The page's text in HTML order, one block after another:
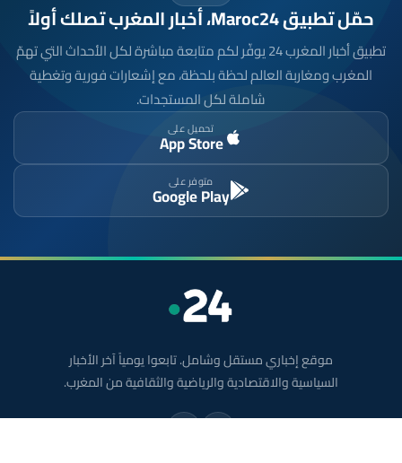
حمّل تطبيق Maroc24، أخبار المغرب تصلك أولاً
تطبيق أخبار المغرب 24 يوفّر لكم متابعة مباشرة لكل الأحداث التي تهمّ
المغرب ومغاربة العالم لحظة بلحظة، مع إشعارات فورية وتغطية
شاملة لكل المستجدات.
تحميل على
App Store
متوفر على
Google Play
موقع إخباري مستقل وشامل. تابعوا يومياً آخر الأخبار
السياسية والاقتصادية والرياضية والثقافية من المغرب.